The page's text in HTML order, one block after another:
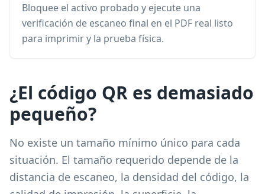
Bloquee el activo probado y ejecute una
verificación de escaneo final en el PDF real listo
para imprimir y la prueba física.
¿El código QR es demasiado
pequeño?
No existe un tamaño mínimo único para cada
situación. El tamaño requerido depende de la
distancia de escaneo, la densidad del código, la